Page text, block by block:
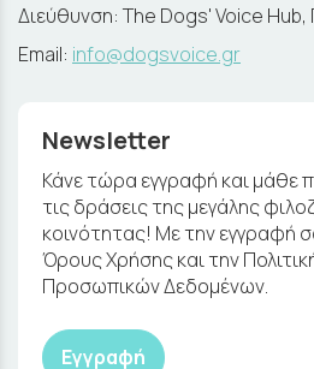
Διεύθυνση: The Dogs' Voice Hub,
Email: info@dogsvoice.gr
Newsletter
Κάνε τώρα εγγραφή και μάθε
τις δράσεις της μεγάλης
κοινότητας! Με την εγγραφή
Όρους Χρήσης και την
Προσωπικών Δεδομένων.
Εγγραφή